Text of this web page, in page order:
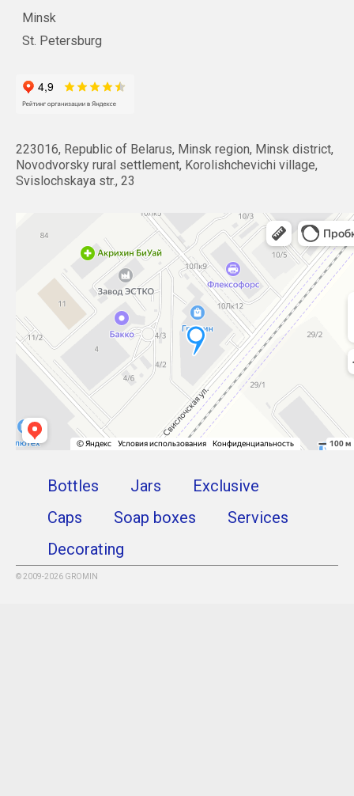
Minsk
St. Petersburg
223016, Republic of Belarus, Minsk region, Minsk district,
Novodvorsky rural settlement, Korolishchevichi village,
Svislochskaya str., 23
Bottles Jars
Exclusive
Caps
Soap boxes
Services
Decorating
© 2009-2026 GROMIN